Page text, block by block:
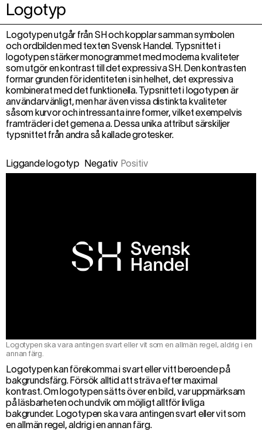
Logotyp
Logotypen utgår från SH och kopplar samman symbolen
och ordbilden med texten Svensk Handel. Typsnittet i
logotypen stärker monogrammet med moderna kvaliteter
som utgör en kontrast till det expressiva SH. Den kontrasten
formar grunden för identiteten i sin helhet, det expressiva
kombinerat med det funktionella. Typsnittet i logotypen är
användarvänligt, men har även vissa distinkta kvaliteter
såsom kurvor och intressanta inre former, vilket exempelvis
framträder i det gemena a. Dessa unika attribut särskiljer
typsnittet från andra så kallade grotesker.
Liggande logotyp Negativ Positiv
Logotypen ska vara antingen svart eller vit som en allmän regel, aldrig i en
annan färg.
Logotypen kan förekomma i svart eller vitt beroende på
bakgrundsfärg. Försök alltid att sträva efter maximal
kontrast. Om logotypen sätts över en bild, var uppmärksam
på läsbarheten och undvik om möjligt alltför livliga
bakgrunder. Logotypen ska vara antingen svart eller vit som
en allmän regel, aldrig i en annan färg.